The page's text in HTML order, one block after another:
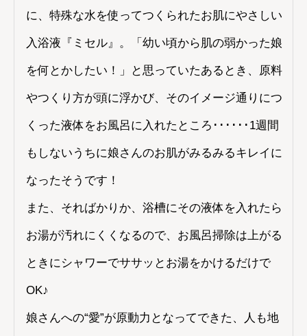
に、特殊な水を使ってつくられたお肌にやさしい
入浴液『ミセル』。「幼い頃から肌の弱かった娘
を何とかしたい！」と思っていたあるとき、原料
やつくり方が頭に浮かび、そのイメージ通りにつ
くった液体をお風呂に入れたところ･･････1週間
もしないうちに娘さんのお肌がみるみるキレイに
なったそうです！
また、そればかりか、浴槽にその液体を入れたら
お湯が汚れにくくなるので、お風呂掃除は上がる
ときにシャワーでササッとお湯をかけるだけで
OK♪
娘さんへの“愛”が原動力となってできた、人も地